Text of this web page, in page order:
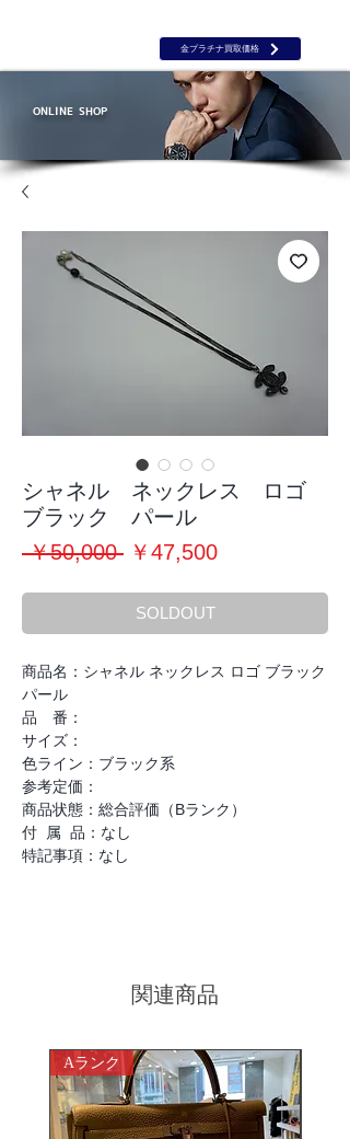
金プラチナ買取価格
ONLINE SHOP
シャネル ネックレス ロゴ
ブラック パール
￥50,000 通
価
格
￥47,500セ
価
SOLDOUT
商品名：シャネル ネックレス ロゴ ブラック
パール
品 番：
サイズ：
色ライン：ブラック系
参考定価：
商品状態：総合評価（Bランク）
付 属 品：なし
特記事項：なし
関連商品
Aランク